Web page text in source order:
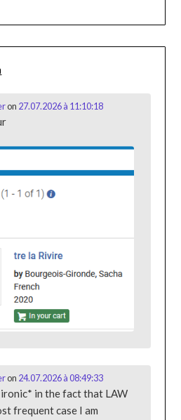
on 27.07.2026 à 11:10:18
on 24.07.2026 à 08:49:33
in the fact that LAW
frequent case I am